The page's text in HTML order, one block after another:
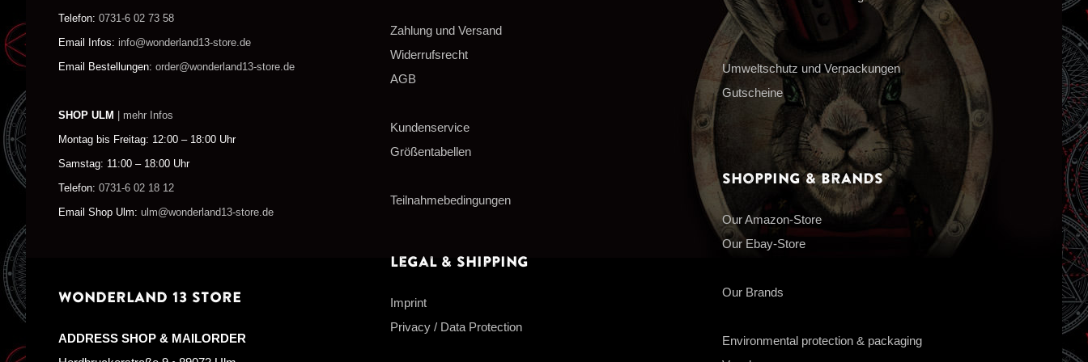
Telefon: 0731-6 02 73 58
Email Infos: info@wonderland13-store.de
Email Bestellungen: order@wonderland13-store.de
SHOP ULM | mehr Infos
Montag bis Freitag: 12:00 – 18:00 Uhr
Samstag: 11:00 – 18:00 Uhr
Telefon: 0731-6 02 18 12
Email Shop Ulm: ulm@wonderland13-store.de
WONDERLAND 13 STORE
ADDRESS SHOP & MAILORDER
Zahlung und Versand
Widerrufsrecht
AGB
Kundenservice
Größentabellen
Teilnahmebedingungen
Legal & Shipping
Imprint
Privacy / Data Protection
Umweltschutz und Verpackungen
Gutscheine
Shopping & Brands
Our Amazon-Store
Our Ebay-Store
Our Brands
Environmental protection & packaging